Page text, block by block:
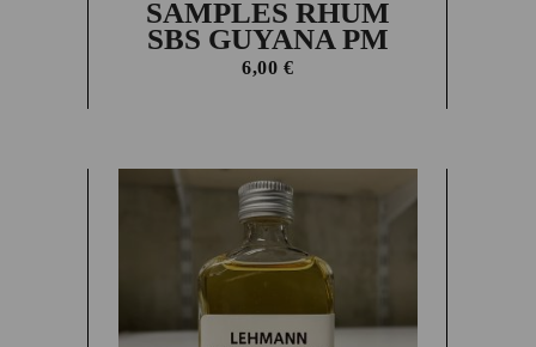
SAMPLES RHUM
SBS GUYANA PM
6,00€